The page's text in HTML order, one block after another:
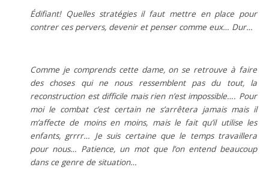
Édifiant! Quelles stratégies il faut mettre en place pour
contrer ces pervers, devenir et penser comme eux… Dur…
Comme je comprends cette dame, on se retrouve à faire
des choses qui ne nous ressemblent pas du tout, la
reconstruction est difficile mais rien n’est impossible…. Pour
moi le combat c’est certain ne s’arrêtera jamais mais il
m’affecte de moins en moins, mais le fait qu’il utilise les
enfants, grrrr… Je suis certaine que le temps travaillera
pour nous… Patience, un mot que l’on entend beaucoup
dans ce genre de situation…